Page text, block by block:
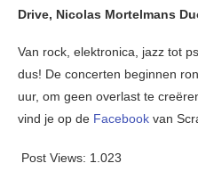
Drive, Nicolas Mortelmans
Van rock, elektronica, jazz tot
dus! De concerten beginnen
uur, om geen overlast te
vind je op de Facebook van
Post Views: 1.023